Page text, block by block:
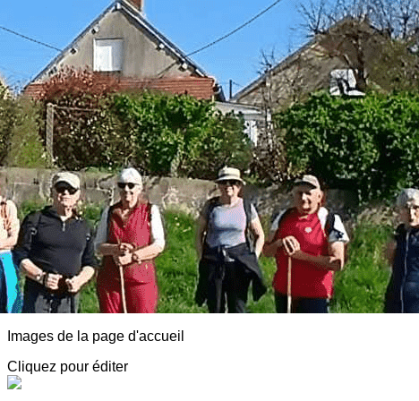
Exporter les lignes sélectionnées
Exporter toutes les colonnes
Exporter uniquement les colonnes affichées
Menu
<
>
AVF Luzy Morvan
Adhésion
Animations
Détentes, Visites et Conférences
Partenaires, Spectacles, Infos diverses
Notre agenda
Adresses sympa
Actualité
?>
Images de la page d'accueil
Cliquez pour éditer